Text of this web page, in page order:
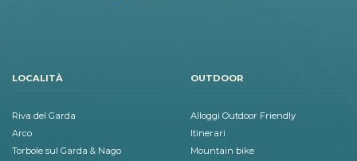
LOCALITÀ
Riva del Garda
Arco
Torbole sul Garda & Nago
OUTDOOR
Alloggi Outdoor Friendly
Itinerari
Mountain bike